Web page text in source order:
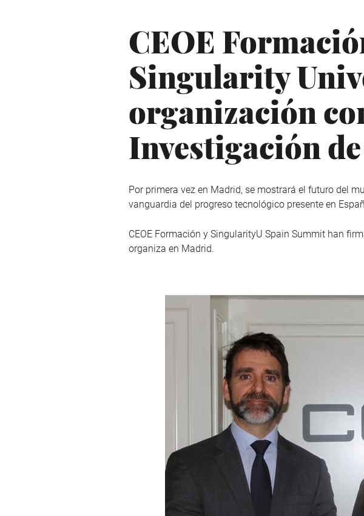
CEOE
Singularity
organización
Investigación
Por primera vez en Madrid, se mostrará el futuro del
vanguardia del progreso tecnológico presente en
CEOE Formación y SingularityU Spain Summit han
organiza en Madrid.